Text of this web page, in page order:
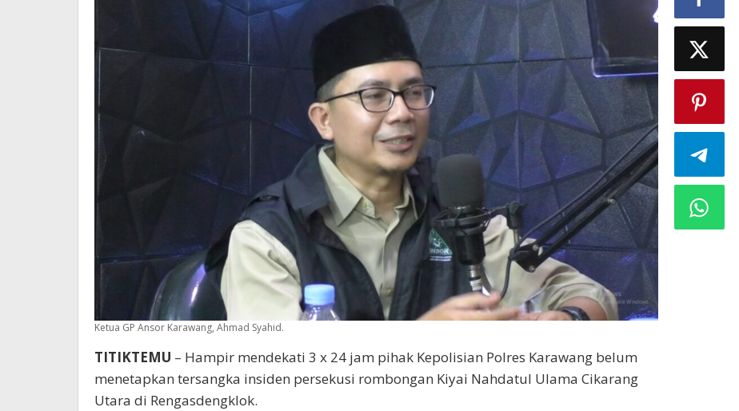
Ketua GP Ansor Karawang, Ahmad Syahid.
TITIKTEMU – Hampir mendekati 3 x 24 jam pihak Kepolisian Polres Karawang belum
menetapkan tersangka insiden persekusi rombongan Kiyai Nahdatul Ulama Cikarang
Utara di Rengasdengklok.